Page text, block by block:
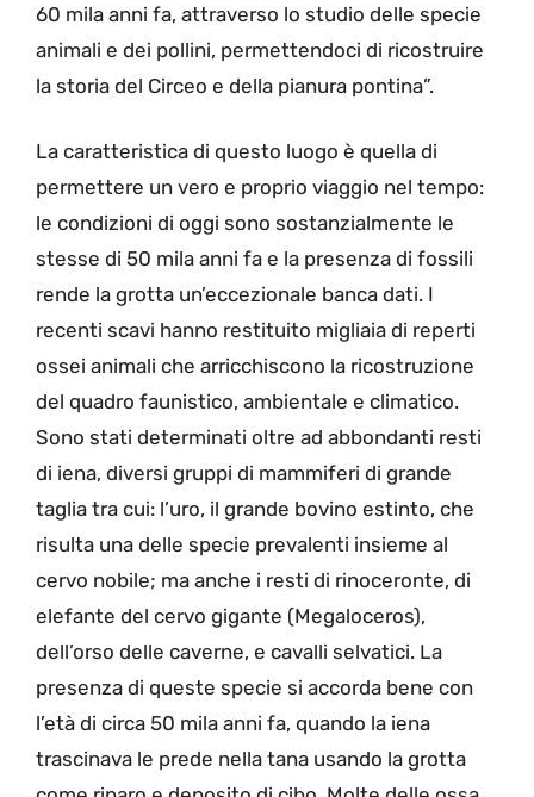
60 mila anni fa, attraverso lo studio delle specie
animali e dei pollini, permettendoci di ricostruire
la storia del Circeo e della pianura pontina”.
La caratteristica di questo luogo è quella di
permettere un vero e proprio viaggio nel tempo:
le condizioni di oggi sono sostanzialmente le
stesse di 50 mila anni fa e la presenza di fossili
rende la grotta un’eccezionale banca dati. I
recenti scavi hanno restituito migliaia di reperti
ossei animali che arricchiscono la ricostruzione
del quadro faunistico, ambientale e climatico.
Sono stati determinati oltre ad abbondanti resti
di iena, diversi gruppi di mammiferi di grande
taglia tra cui: l’uro, il grande bovino estinto, che
risulta una delle specie prevalenti insieme al
cervo nobile; ma anche i resti di rinoceronte, di
elefante del cervo gigante (Megaloceros),
dell’orso delle caverne, e cavalli selvatici. La
presenza di queste specie si accorda bene con
l’età di circa 50 mila anni fa, quando la iena
trascinava le prede nella tana usando la grotta